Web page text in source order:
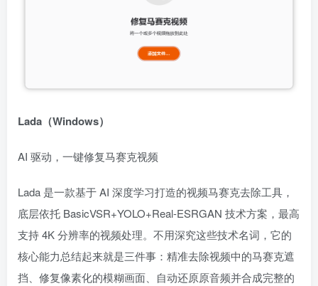
Lada（Windows）
AI 驱动，一键修复马赛克视频
Lada 是一款基于 AI 深度学习打造的视频马赛克去除工具，
底层依托 BasicVSR+YOLO+Real-ESRGAN 技术方案，最高
支持 4K 分辨率的视频处理。不用深究这些技术名词，它的
核心能力总结起来就是三件事：精准去除视频中的马赛克遮
挡、修复像素化的模糊画面、自动还原原音频并合成完整的